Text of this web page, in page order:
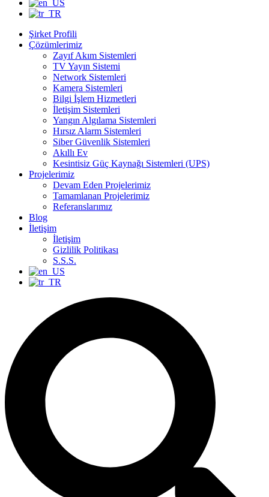
Şirket Profili
Çözümlerimiz
Zayıf Akım Sistemleri
TV Yayın Sistemi
Network Sistemleri
Kamera Sistemleri
Bilgi İşlem Hizmetleri
İletişim Sistemleri
Yangın Algılama Sistemleri
Hırsız Alarm Sistemleri
Siber Güvenlik Sistemleri
Akıllı Ev
Kesintisiz Güç Kaynağı Sistemleri (UPS)
Projelerimiz
Devam Eden Projelerimiz
Tamamlanan Projelerimiz
Referanslarımız
Blog
İletişim
İletişim
Gizlilik Politikası
S.S.S.